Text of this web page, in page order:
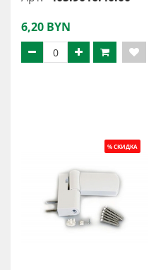
6,20 BYN